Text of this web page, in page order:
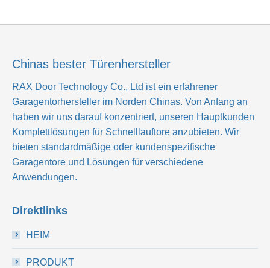
Chinas bester Türenhersteller
RAX Door Technology Co., Ltd ist ein erfahrener
Garagentorhersteller im Norden Chinas. Von Anfang an
haben wir uns darauf konzentriert, unseren Hauptkunden
Komplettlösungen für Schnelllauftore anzubieten. Wir
bieten standardmäßige oder kundenspezifische
Garagentore und Lösungen für verschiedene
Anwendungen.
Direktlinks
HEIM
PRODUKT